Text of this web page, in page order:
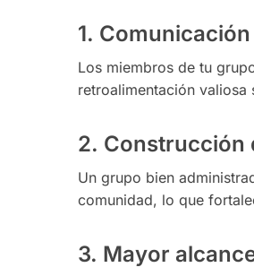
1.
Los miembros de tu
retroalimentación
2. Construcción
Un grupo bien
comunidad, lo que
3. Mayor